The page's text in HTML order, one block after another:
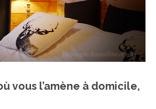
vous l’amène à domicile,